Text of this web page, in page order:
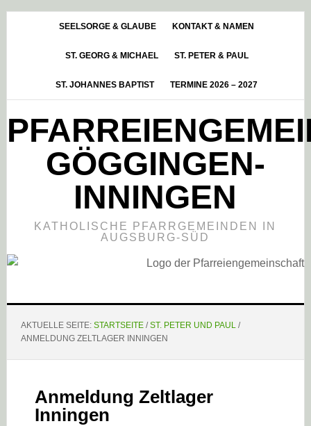
HauptsidebarSEELSORGE & GLAUBE KONTAKT & NAMEN
ST. GEORG & MICHAEL ST. PETER & PAUL
ST. JOHANNES BAPTIST TERMINE 2026 – 2027
GÖGGINGEN-
INNINGEN
KATHOLISCHE PFARRGEMEINDEN IN
AUGSBURG-SÜD
AKTUELLE SEITE: STARTSEITE / ST. PETER UND PAUL /
ANMELDUNG ZELTLAGER INNINGEN
Anmeldung Zeltlager
Inningen